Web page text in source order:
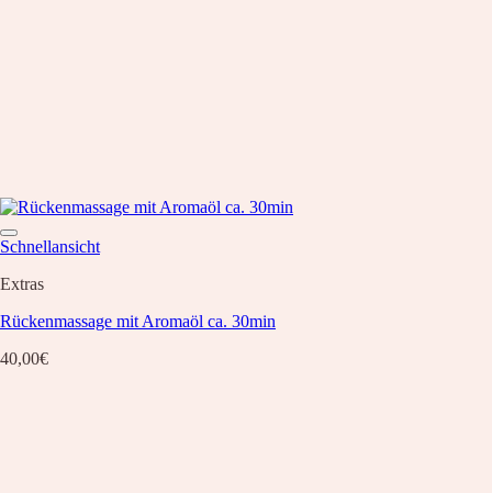
Schnellansicht
Extras
Rückenmassage mit Aromaöl ca. 30min
40,00€